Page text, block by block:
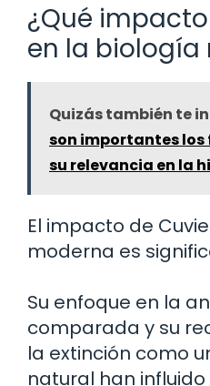
¿Qué
en la biología
Quizás también te
son importantes los
su relevancia en la
El impacto de
moderna es
Su enfoque en la
comparada y su
la extinción como
natural han